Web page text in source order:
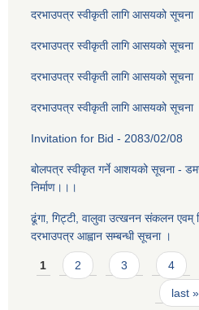
दरभाउपत्र स्वीकृती लागि आसयको
दरभाउपत्र स्वीकृती लागि आसयको
दरभाउपत्र स्वीकृती लागि आसयको
दरभाउपत्र स्वीकृती लागि आसयको
Invitation for Bid - 2083/02/08
बोलपत्र स्वीकृत गर्ने आशयको सूचना -
निर्माण।।।
ढूंगा, गिट्टी, वालुवा उत्खनन संकलन एवम्
दरभाउपत्र आह्वान सम्बन्धी सूचना ।
Pages
1 2 3 4
last »